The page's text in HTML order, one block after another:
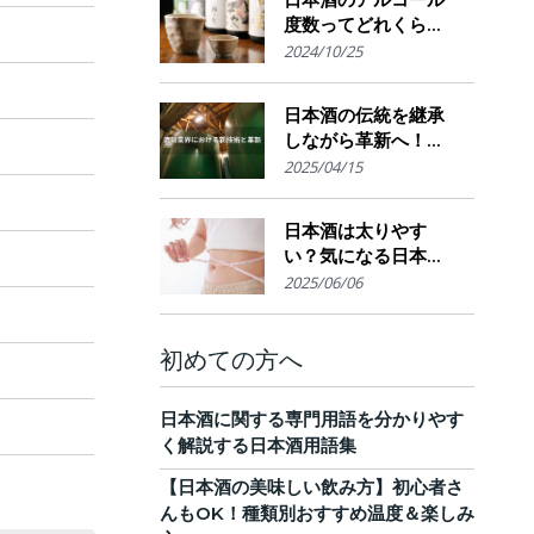
度数ってどれくら
い？特徴や度数の秘
2024/10/25
日本酒の伝統を継承
しながら革新へ！
AI・IoTが実現する革
の未来展望
2025/04/15
日本酒は太りやす
い？気になる日本酒
のカロリーと糖質。
2025/06/06
初めての方へ
日本酒に関する専門用語を分かりやす
く解説する日本酒用語集
【日本酒の美味しい飲み方】初心者さ
んもOK！種類別おすすめ温度＆楽しみ